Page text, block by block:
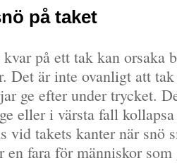
på taket
på ett tak kan orsaka
Det är inte ovanligt att
ge efter under trycket.
eller i värsta fall
vid takets kanter när snö
en fara för människor